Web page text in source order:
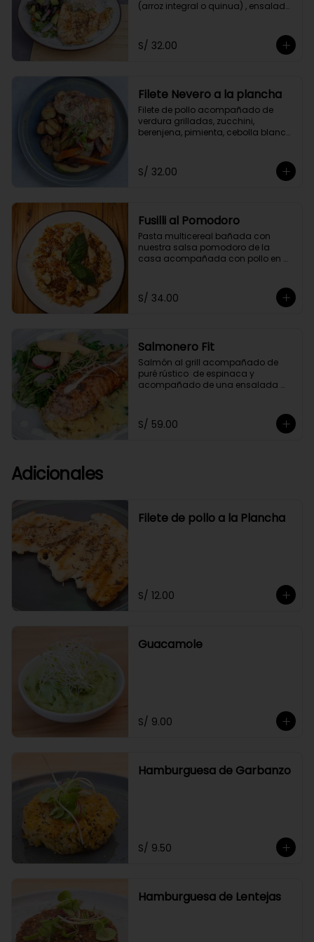
(arroz integral o quinua) , ensalada
S/ 32.00
Filete Nevero a la plancha
Filete de pollo acompañado de
verdura grilladas, zucchini,
berenjena, pimienta, cebolla blanca
S/ 32.00
Fusilli al Pomodoro
Pasta multicereal bañada con
nuestra salsa pomodoro de la
casa acompañada con pollo en
S/ 34.00
Salmonero Fit
Salmón al grill acompañado de
puré rústico  de espinaca y
acompañado de una ensalada
S/ 59.00
Adicionales
Filete de pollo a la Plancha
S/ 12.00
Guacamole
S/ 9.00
Hamburguesa de Garbanzo
S/ 9.50
Hamburguesa de Lentejas